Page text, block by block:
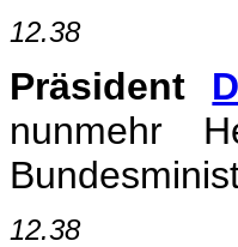
12.38
Präsident
nunmehr
12.38